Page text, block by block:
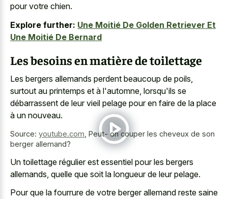
pour votre chien.
Explore further: Une Moitié De Golden Retriever Et
Une Moitié De Bernard
Les besoins en matière de toilettage
Les bergers allemands perdent beaucoup de poils,
surtout au printemps et à l'automne, lorsqu'ils se
débarrassent de leur vieil pelage pour en faire de la place
à un nouveau.
Source: youtube.com Peut- on couper les cheveux de son
berger allemand?
Un toilettage régulier est essentiel pour les bergers
allemands, quelle que soit la longueur de leur pelage.
Pour que la fourrure de votre berger allemand reste saine